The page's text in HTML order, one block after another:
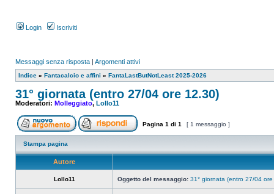
Login Iscriviti
Messaggi senza risposta | Argomenti attivi
Indice » Fantacalcio e affini » FantaLastButNotLeast 2025-2026
31° giornata (entro 27/04 ore 12.30)
Moderatori: Molleggiato, Lollo11
Pagina 1 di 1 [ 1 messaggio ]
Stampa pagina
Autore
Lollo11 Oggetto del messaggio: 31° giornata (entro 27/04